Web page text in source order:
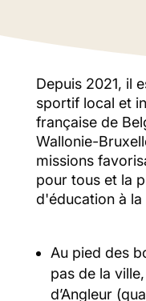
Depuis 2021, il
sportif local et
française de
Wallonie-
missions
pour tous et la
d'éducation à
Au pied des
pas de la
d’Angleur